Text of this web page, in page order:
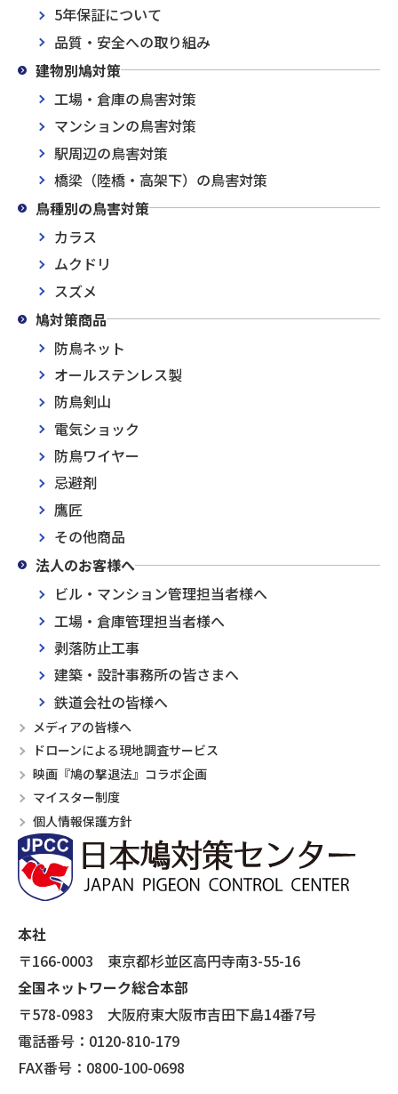
本社
〒166-0003 東京都杉並区高円寺南3-55-16
全国ネットワーク総合本部
〒578-0983 大阪府東大阪市吉田下島14番7号
電話番号：0120-810-179
FAX番号：0800-100-0698
5年保証について
品質・安全への取り組み
建物別鳩対策
工場・倉庫の鳥害対策
マンションの鳥害対策
駅周辺の鳥害対策
橋梁（陸橋・高架下）の鳥害対策
鳥種別の鳥害対策
カラス
ムクドリ
スズメ
鳩対策商品
防鳥ネット
オールステンレス製
防鳥剣山
電気ショック
防鳥ワイヤー
忌避剤
鷹匠
その他商品
法人のお客様へ
ビル・マンション管理担当者様へ
工場・倉庫管理担当者様へ
剥落防止工事
建築・設計事務所の皆さまへ
鉄道会社の皆様へ
メディアの皆様へ
ドローンによる現地調査サービス
映画『鳩の撃退法』コラボ企画
マイスター制度
個人情報保護方針